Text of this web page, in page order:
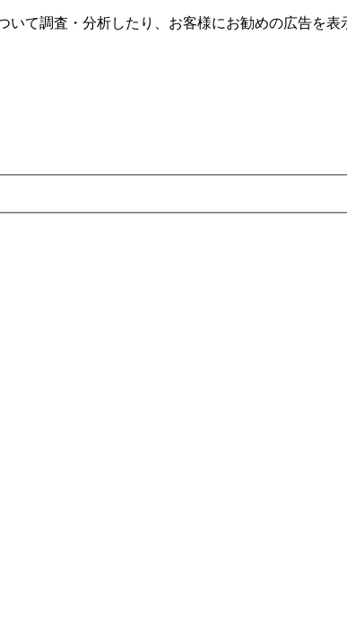
て調査・分析したり、お客様にお勧めの広告を表